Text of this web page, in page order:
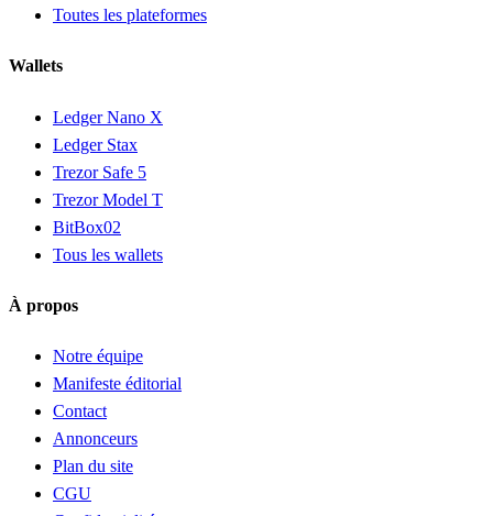
Toutes les plateformes
Wallets
Ledger Nano X
Ledger Stax
Trezor Safe 5
Trezor Model T
BitBox02
Tous les wallets
À propos
Notre équipe
Manifeste éditorial
Contact
Annonceurs
Plan du site
CGU